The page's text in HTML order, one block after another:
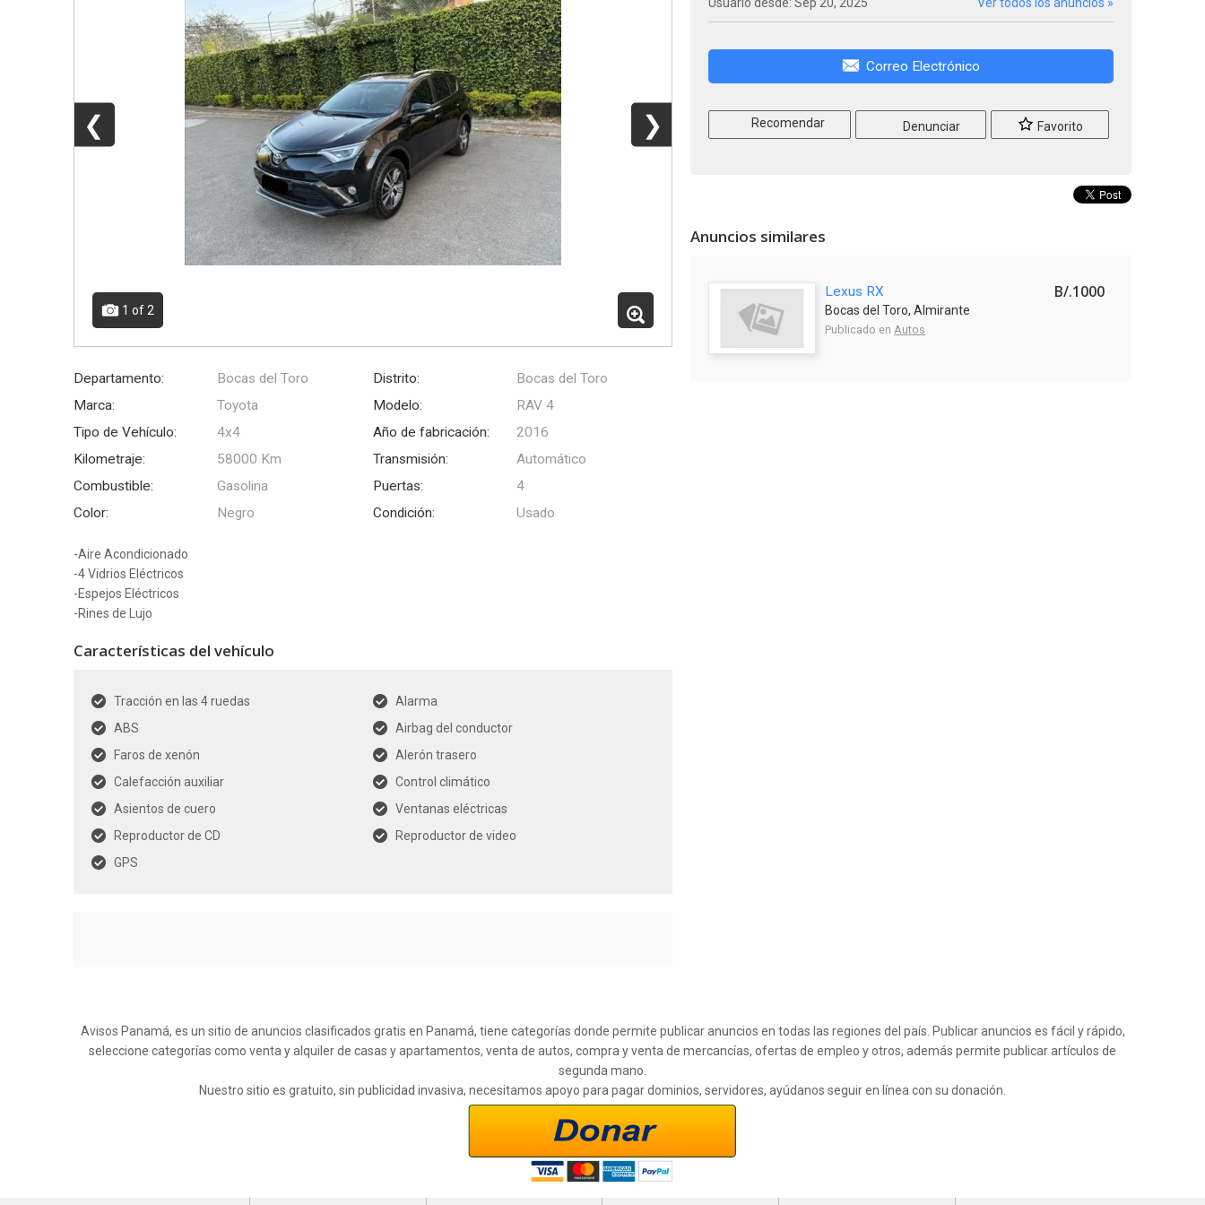
❮ ❯
1 of 2
Departamento: Bocas del Toro Distrito:
Bocas del Toro
Marca:
Toyota Modelo:
RAV 4
Tipo de Vehículo:
4x4 Año de fabricación:
2016
Kilometraje:
58000 Km Transmisión:
Automático
Combustible:
Gasolina Puertas:
4
Color:
Negro Condición: Usado
-Aire Acondicionado
-4 Vidrios Eléctricos
-Espejos Eléctricos
-Rines de Lujo
Características del vehículo
Tracción en las 4 ruedas
Alarma
ABS
Airbag del conductor
Faros de xenón
Alerón trasero
Calefacción auxiliar
Control climático
Asientos de cuero
Ventanas eléctricas
Reproductor de CD
Reproductor de video
GPS
Correo Electrónico
Recomendar Denunciar Favorito
Anuncios similares
Lexus RX
Bocas del Toro, Almirante
Publicado enAutos
B/.1000
Avisos Panamá, es un sitio de anuncios clasificados gratis en Panamá, tiene categorías donde permite publicar anuncios en todas las regiones del país. Publicar anuncios es fácil y rápido,
seleccione categorías como venta y alquiler de casas y apartamentos, venta de autos, compra y venta de mercancías, ofertas de empleo y otros, además permite publicar artículos de
segunda mano.
Nuestro sitio es gratuito, sin publicidad invasiva, necesitamos apoyo para pagar dominios, servidores, ayúdanos seguir en línea con su donación.